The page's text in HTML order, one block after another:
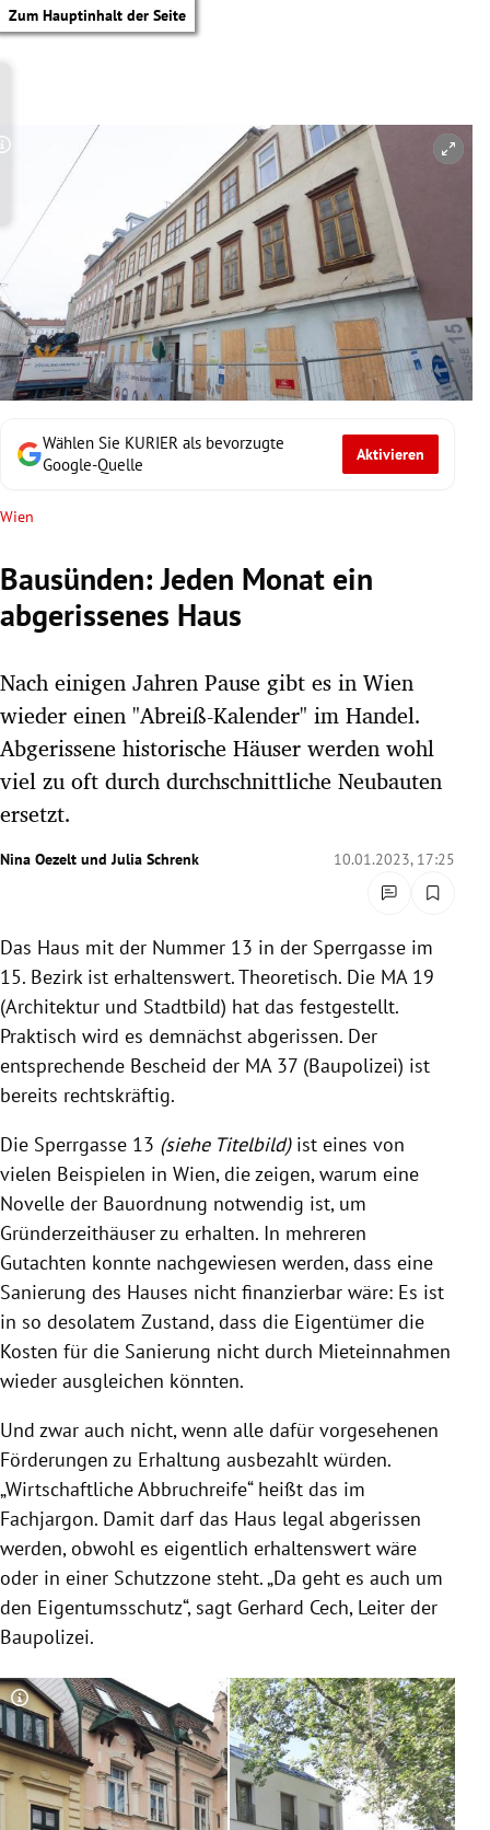
Zum Hauptinhalt der Seite
Untermenü
Untermenü
Untermenü
Untermenü
Untermenü
Untermenü
Untermenü
Untermenü
Wählen Sie KURIER als bevorzugte
Google-Quelle
Aktivieren
Wien
Bausünden: Jeden Monat ein
abgerissenes Haus
Nach einigen Jahren Pause gibt es in Wien
wieder einen "Abreiß-Kalender" im Handel.
Abgerissene historische Häuser werden wohl
viel zu oft durch durchschnittliche Neubauten
ersetzt.
Nina Oezelt undJulia Schrenk 10.01.2023, 17:25
Copyright-Hinweis öffnen/schließen
Das Haus mit der Nummer 13 in der Sperrgasse im
15. Bezirk ist erhaltenswert. Theoretisch. Die MA 19
(Architektur und Stadtbild) hat das festgestellt.
Praktisch wird es demnächst abgerissen. Der
entsprechende Bescheid der MA 37 (Baupolizei) ist
bereits rechtskräftig.
Die Sperrgasse 13 (siehe Titelbild)ist eines von
vielen Beispielen in Wien, die zeigen, warum eine
Novelle der Bauordnung notwendig ist, um
Gründerzeithäuser zu erhalten. In mehreren
Gutachten konnte nachgewiesen werden, dass eine
Sanierung des Hauses nicht finanzierbar wäre: Es ist
in so desolatem Zustand, dass die Eigentümer die
Kosten für die Sanierung nicht durch Mieteinnahmen
wieder ausgleichen könnten.
Und zwar auch nicht, wenn alle dafür vorgesehenen
Förderungen zu Erhaltung ausbezahlt würden.
„Wirtschaftliche Abbruchreife“ heißt das im
Fachjargon. Damit darf das Haus legal abgerissen
werden, obwohl es eigentlich erhaltenswert wäre
oder in einer Schutzzone steht. „Da geht es auch um
den Eigentumsschutz“, sagt Gerhard Cech, Leiter der
Baupolizei.
Copyright-Hinweis öffnen/schließen